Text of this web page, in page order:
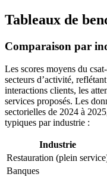
Tableaux de
Comparaison par
Les scores moyens du
secteurs d’activité,
interactions clients, les
services proposés. Les
sectorielles de 2024 à
typiques par industrie :
Industrie
Restauration (plein
Banques